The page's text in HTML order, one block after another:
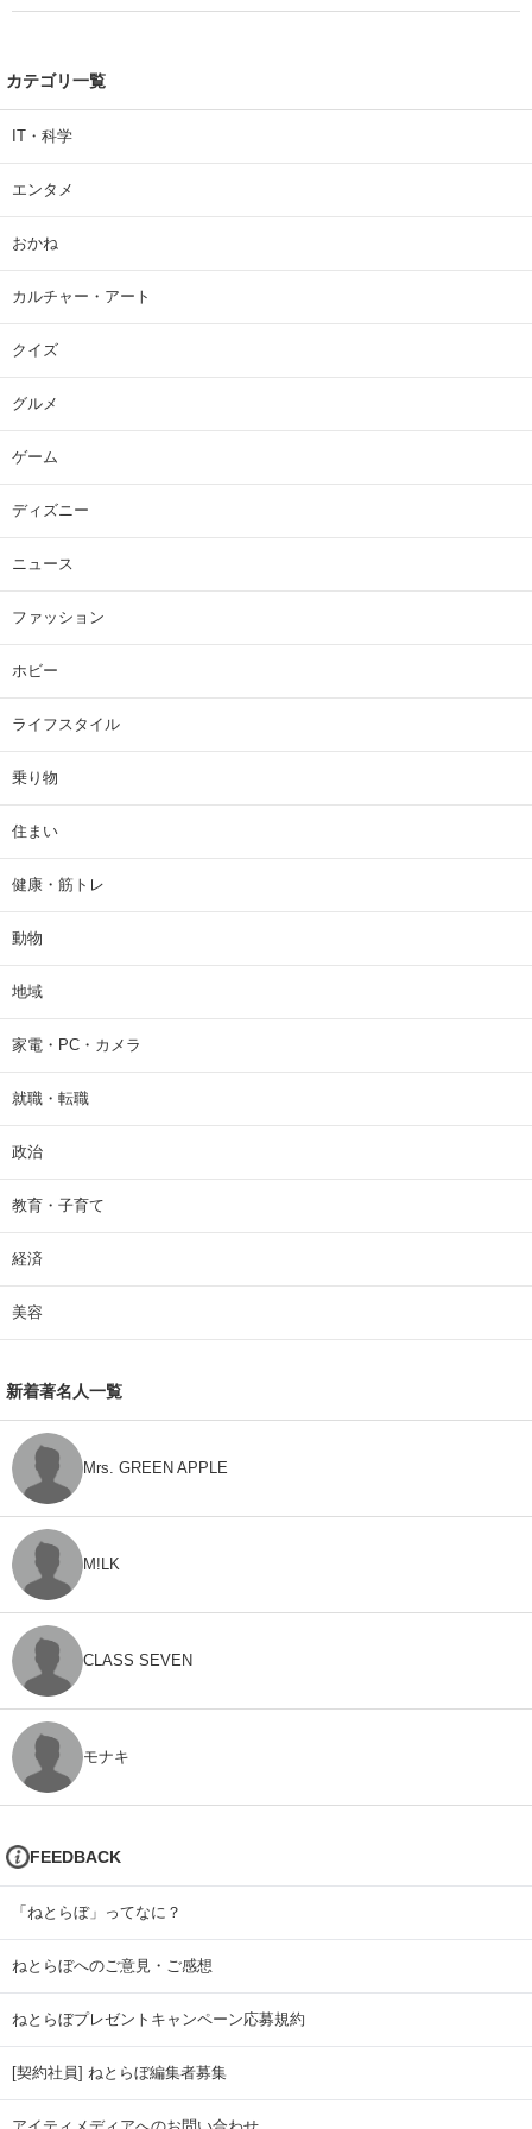
カテゴリ一覧
IT・科学
エンタメ
おかね
カルチャー・アート
クイズ
グルメ
ゲーム
ディズニー
ニュース
ファッション
ホビー
ライフスタイル
乗り物
住まい
健康・筋トレ
動物
地域
家電・PC・カメラ
就職・転職
政治
教育・子育て
経済
美容
新着著名人一覧
Mrs. GREEN APPLE
M!LK
CLASS SEVEN
モナキ
FEEDBACK
「ねとらぼ」ってなに？
ねとらぼへのご意見・ご感想
ねとらぼプレゼントキャンペーン応募規約
[契約社員] ねとらぼ編集者募集